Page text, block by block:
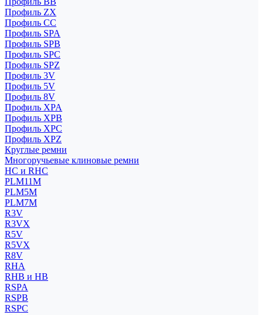
Профиль ZX
Профиль CC
Профиль SPA
Профиль SPB
Профиль SPC
Профиль SPZ
Профиль 3V
Профиль 5V
Профиль 8V
Профиль XPA
Профиль XPB
Профиль XPC
Профиль XPZ
Круглые ремни
Многоручьевые клиновые ремни
HC и RHC
PLM11M
PLM5M
PLM7M
R3V
R3VX
R5V
R5VX
R8V
RHA
RHB и HB
RSPA
RSPB
RSPC